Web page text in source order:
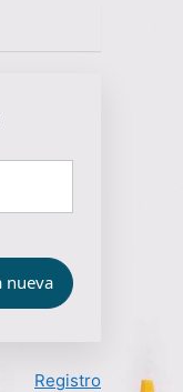
Registro